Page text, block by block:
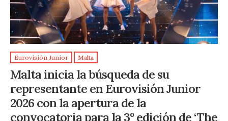
Eurovisión Junior Malta
Malta inicia la búsqueda de su
representante en Eurovisión Junior
2026 con la apertura de la
convocatoria para la 3º edición de ‘The